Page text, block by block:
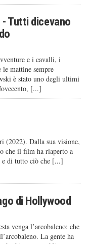
Tutti dicevano
e i cavalli, i
mattine sempre
è stato uno degli ultimi
[...]
(2022). Dalla sua visione,
che il film ha riaperto a
di tutto ciò che [...]
di Hollywood
venga l’arcobaleno: che
La gente ha